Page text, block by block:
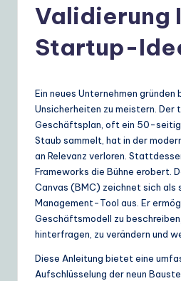
m
Y
o
D
ly
Validierung
Startup-
Ein neues Unternehmen gründen
Unsicherheiten zu meistern. Der
Geschäftsplan, oft ein 50-
Staub sammelt, hat in der
an Relevanz verloren.
Frameworks die Bühne erobert.
Canvas (BMC) zeichnet sich als
Management-Tool aus. Er
Geschäftsmodell zu
hinterfragen, zu verändern und
Diese Anleitung bietet eine
Aufschlüsselung der neun